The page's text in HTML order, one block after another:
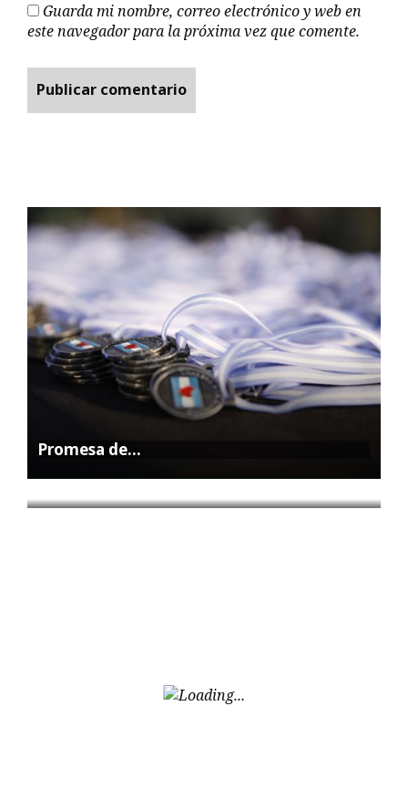
Guarda mi nombre, correo electrónico y web en
este navegador para la próxima vez que comente.
Promesa de…